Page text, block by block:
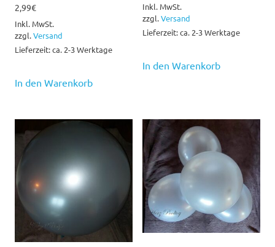
2,99€
Inkl. MwSt.
zzgl.Versand
Lieferzeit: ca. 2-3 Werktage
In den Warenkorb
Inkl. MwSt.
zzgl.Versand
Lieferzeit: ca. 2-3 Werktage
In den Warenkorb